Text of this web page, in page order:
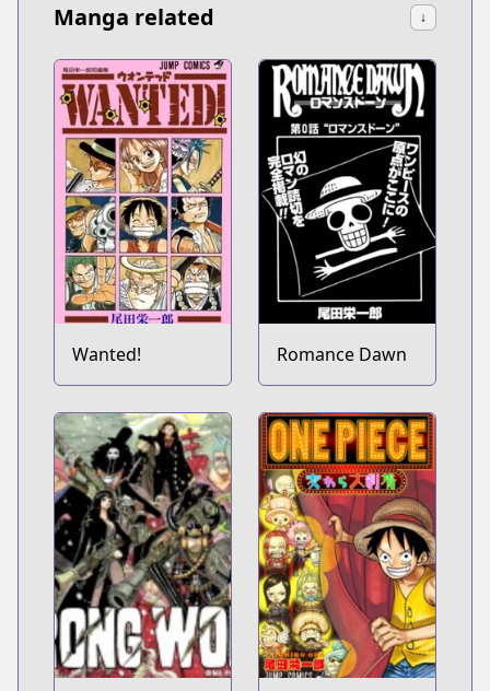
Manga related ↓
Wanted! Romance Dawn